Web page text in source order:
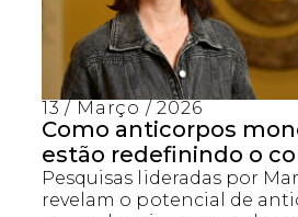
13 / Março / 2026
Como anticorpos
estão redefinindo o
Pesquisas lideradas por
revelam o potencial de
Captcha obrigatório
Seu e-mail foi cadastrado com sucesso!